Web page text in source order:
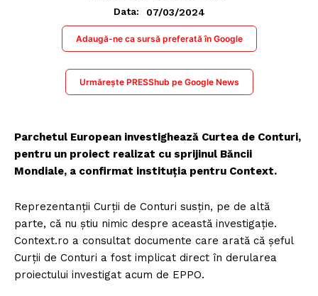
Data:
07/03/2024
Adaugă-ne ca sursă preferată în Google
Urmărește PRESShub pe Google News
Parchetul European investighează Curtea de Conturi,
pentru un proiect realizat cu sprijinul Băncii
Mondiale, a confirmat instituția pentru Context.
Reprezentanții Curții de Conturi susțin, pe de altă
parte, că nu știu nimic despre această investigație.
Context.ro a consultat documente care arată că șeful
Curții de Conturi a fost implicat direct în derularea
proiectului investigat acum de EPPO.